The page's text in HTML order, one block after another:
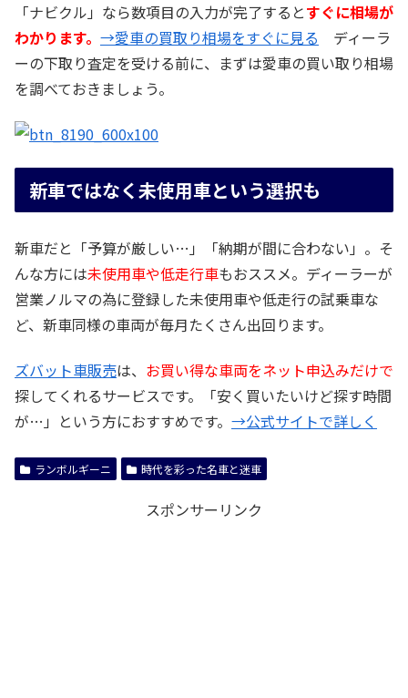
「ナビクル」なら数項目の入力が完了するとすぐに相場が
わかります。 →愛車の買取り相場をすぐに見る ディーラ
ーの下取り査定を受ける前に、まずは愛車の買い取り相場
を調べておきましょう。
新車ではなく未使用車という選択も
新車だと「予算が厳しい…」「納期が間に合わない」。そ
んな方には未使用車や低走行車もおススメ。ディーラーが
営業ノルマの為に登録した未使用車や低走行の試乗車な
ど、新車同様の車両が毎月たくさん出回ります。
ズバット車販売は、 お買い得な車両をネット申込みだけで
探してくれるサービスです。「安く買いたいけど探す時間
が…」という方におすすめです。 →公式サイトで詳しく
ランボルギーニ 時代を彩った名車と迷車
スポンサーリンク